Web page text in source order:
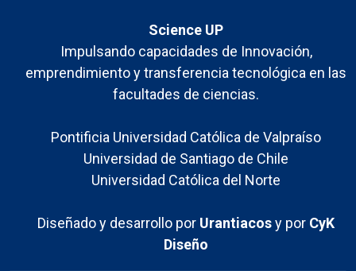
Science UP
Impulsando capacidades de Innovación,
emprendimiento y transferencia tecnológica en las
facultades de ciencias.
Pontificia Universidad Católica de Valpraíso
Universidad de Santiago de Chile
Universidad Católica del Norte
Diseñado y desarrollo por Urantiacosy por CyK
Diseño